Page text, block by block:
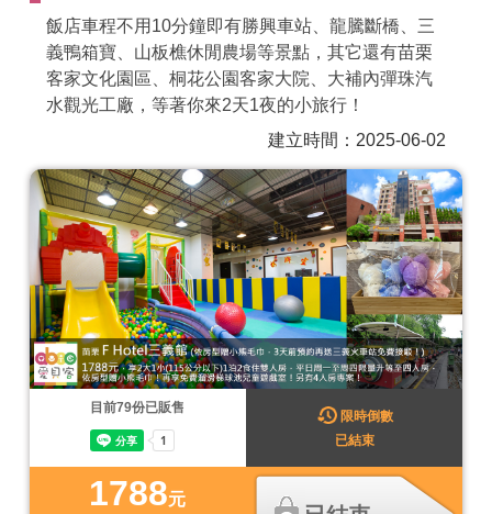
商家合作
推薦景點
討論區
聯絡我們
APP下載
飯店車程不用10分鐘即有勝興車站、龍騰斷橋、三
義鴨箱寶、山板樵休閒農場等景點，其它還有苗栗
客家文化園區、桐花公園客家大院、大補內彈珠汽
水觀光工廠，等著你來2天1夜的小旅行！
建立時間：2025-06-02
1788元
目前79份已販售
限時倒數
已結束